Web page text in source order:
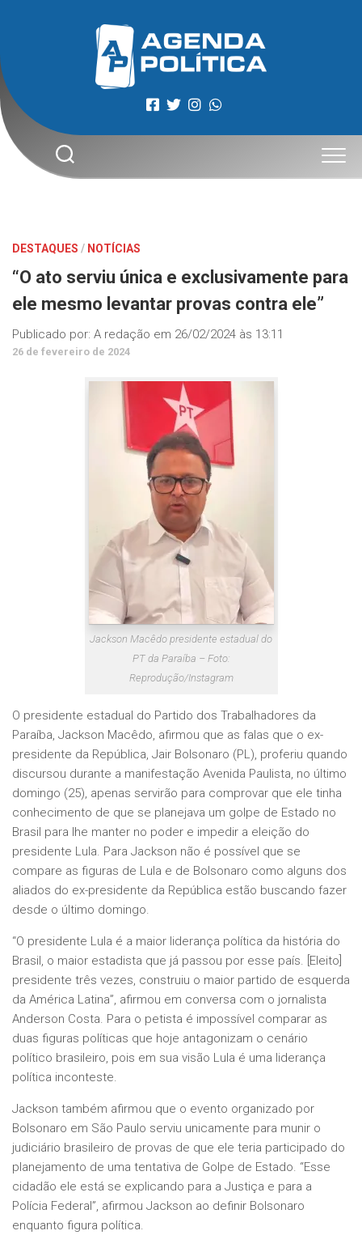
DESTAQUES / NOTÍCIAS
“O ato serviu única e exclusivamente para
ele mesmo levantar provas contra ele”
Publicado por: A redação em 26/02/2024 às 13:11
26 de fevereiro de 2024
Jackson Macêdo presidente estadual do
PT da Paraíba – Foto:
Reprodução/Instagram
O presidente estadual do Partido dos Trabalhadores da
Paraíba, Jackson Macêdo, afirmou que as falas que o ex-
presidente da República, Jair Bolsonaro (PL), proferiu quando
discursou durante a manifestação Avenida Paulista, no último
domingo (25), apenas servirão para comprovar que ele tinha
conhecimento de que se planejava um golpe de Estado no
Brasil para lhe manter no poder e impedir a eleição do
presidente Lula. Para Jackson não é possível que se
compare as figuras de Lula e de Bolsonaro como alguns dos
aliados do ex-presidente da República estão buscando fazer
desde o último domingo.
“O presidente Lula é a maior liderança política da história do
Brasil, o maior estadista que já passou por esse país. [Eleito]
presidente três vezes, construiu o maior partido de esquerda
da América Latina”, afirmou em conversa com o jornalista
Anderson Costa. Para o petista é impossível comparar as
duas figuras políticas que hoje antagonizam o cenário
político brasileiro, pois em sua visão Lula é uma liderança
política inconteste.
Jackson também afirmou que o evento organizado por
Bolsonaro em São Paulo serviu unicamente para munir o
judiciário brasileiro de provas de que ele teria participado do
planejamento de uma tentativa de Golpe de Estado. “Esse
cidadão ele está se explicando para a Justiça e para a
Polícia Federal”, afirmou Jackson ao definir Bolsonaro
enquanto figura política.